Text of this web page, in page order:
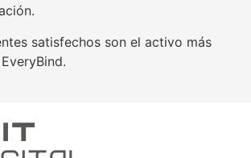
satisfechos son el activo más